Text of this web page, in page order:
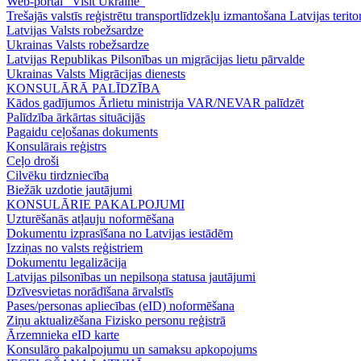
Trešajās valstīs reģistrētu transportlīdzekļu izmantošana Latvijas
Latvijas Valsts robežsardze
Ukrainas Valsts robežsardze
Latvijas Republikas Pilsonības un migrācijas lietu pārvalde
Ukrainas Valsts Mіgrācijas dienests
KONSULĀRĀ PALĪDZĪBA
Kādos gadījumos Ārlietu ministrija VAR/NEVAR palīdzēt
Palīdzība ārkārtas situācijās
Pagaidu ceļošanas dokuments
Konsulārais reģistrs
Ceļo droši
Cilvēku tirdzniecība
Biežāk uzdotie jautājumi
KONSULĀRIE PAKALPOJUMI
Uzturēšanās atļauju noformēšana
Dokumentu izprasīšana no Latvijas iestādēm
Izziņas no valsts reģistriem
Dokumentu legalizācija
Latvijas pilsonības un nepilsoņa statusa jautājumi
Dzīvesvietas norādīšana ārvalstīs
Pases/personas apliecības (eID) noformēšana
Ziņu aktualizēšana Fizisko personu reģistrā
Ārzemnieka eID karte
Konsulāro pakalpojumu un samaksu apkopojums